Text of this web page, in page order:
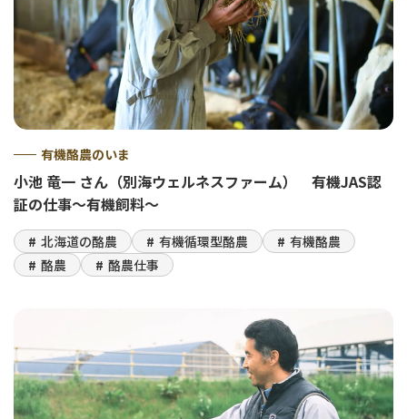
有機酪農のいま
小池 竜一 さん（別海ウェルネスファーム） 有機JAS認
証の仕事～有機飼料～
北海道の酪農 有機循環型酪農
有機酪農
酪農
酪農仕事